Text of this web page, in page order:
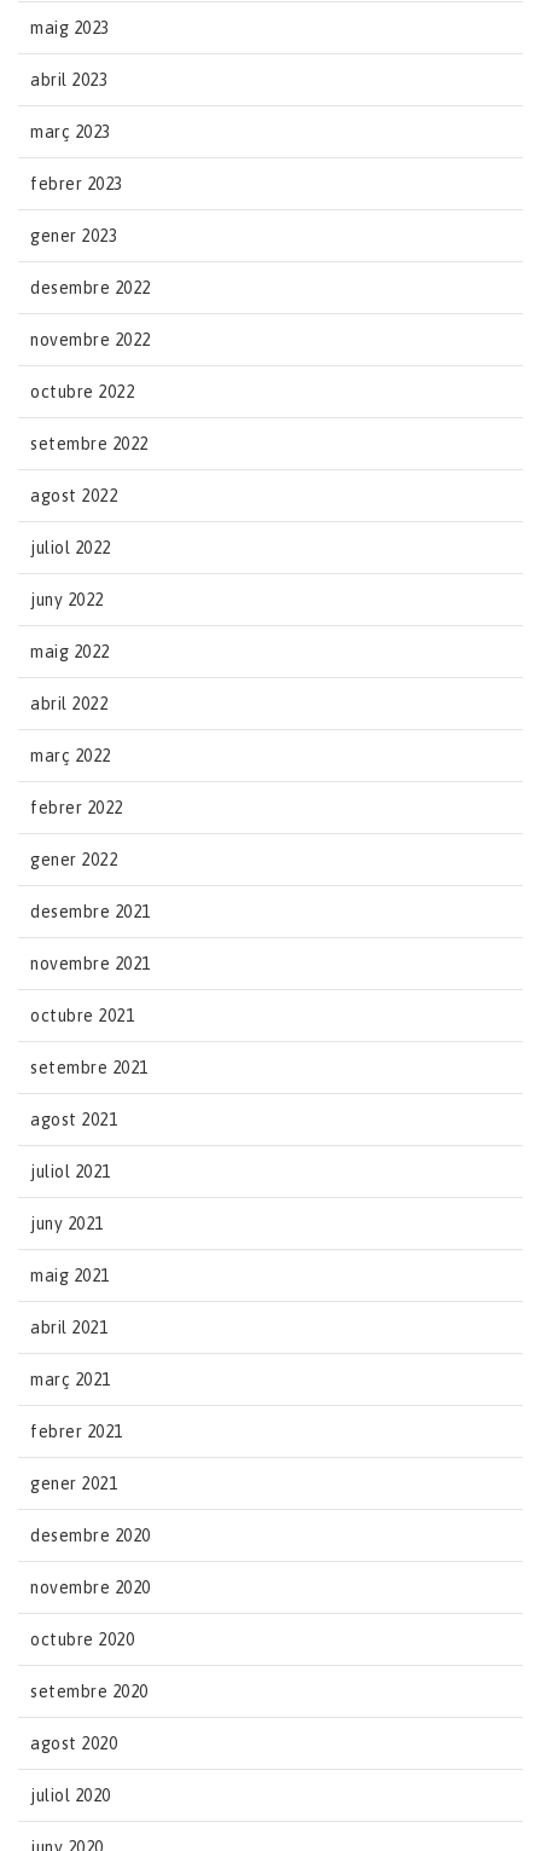
maig 2023
abril 2023
març 2023
febrer 2023
gener 2023
desembre 2022
novembre 2022
octubre 2022
setembre 2022
agost 2022
juliol 2022
juny 2022
maig 2022
abril 2022
març 2022
febrer 2022
gener 2022
desembre 2021
novembre 2021
octubre 2021
setembre 2021
agost 2021
juliol 2021
juny 2021
maig 2021
abril 2021
març 2021
febrer 2021
gener 2021
desembre 2020
novembre 2020
octubre 2020
setembre 2020
agost 2020
juliol 2020
juny 2020